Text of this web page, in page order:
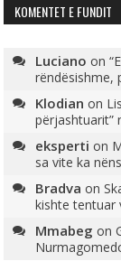
KOMENTET E FUNDIT
Luciano on
rëndësishme,
Klodian on
përjashtuarit”
eksperti on
sa vite ka
Bradva on
kishte tentuar
Mmabeg on